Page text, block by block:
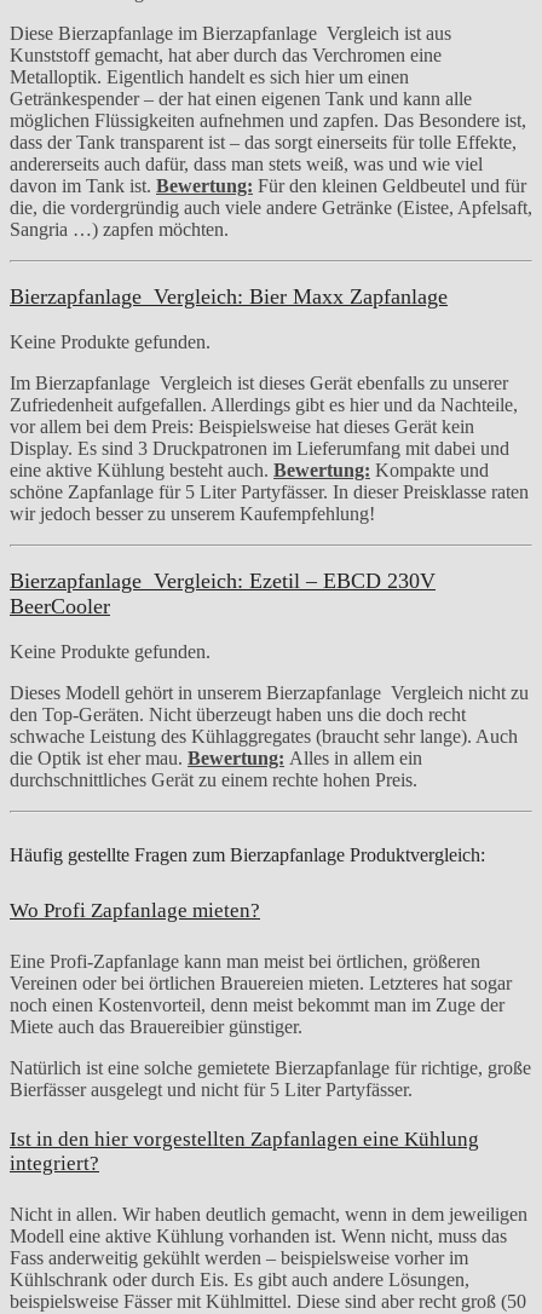
Diese Bierzapfanlage im Bierzapfanlage Vergleich ist aus
Kunststoff gemacht, hat aber durch das Verchromen eine
Metalloptik. Eigentlich handelt es sich hier um einen
Getränkespender – der hat einen eigenen Tank und kann alle
möglichen Flüssigkeiten aufnehmen und zapfen. Das Besondere ist,
dass der Tank transparent ist – das sorgt einerseits für tolle Effekte,
andererseits auch dafür, dass man stets weiß, was und wie viel
davon im Tank ist. Bewertung: Für den kleinen Geldbeutel und für
die, die vordergründig auch viele andere Getränke (Eistee, Apfelsaft,
Sangria …) zapfen möchten.
Bierzapfanlage Vergleich: Bier Maxx Zapfanlage
Keine Produkte gefunden.
Im Bierzapfanlage Vergleich ist dieses Gerät ebenfalls zu unserer
Zufriedenheit aufgefallen. Allerdings gibt es hier und da Nachteile,
vor allem bei dem Preis: Beispielsweise hat dieses Gerät kein
Display. Es sind 3 Druckpatronen im Lieferumfang mit dabei und
eine aktive Kühlung besteht auch. Bewertung: Kompakte und
schöne Zapfanlage für 5 Liter Partyfässer. In dieser Preisklasse raten
wir jedoch besser zu unserem Kaufempfehlung!
Bierzapfanlage Vergleich: Ezetil – EBCD 230V
BeerCooler
Keine Produkte gefunden.
Dieses Modell gehört in unserem Bierzapfanlage Vergleich nicht zu
den Top-Geräten. Nicht überzeugt haben uns die doch recht
schwache Leistung des Kühlaggregates (braucht sehr lange). Auch
die Optik ist eher mau. Bewertung: Alles in allem ein
durchschnittliches Gerät zu einem rechte hohen Preis.
Häufig gestellte Fragen zum Bierzapfanlage Produktvergleich:
Wo Profi Zapfanlage mieten?
Eine Profi-Zapfanlage kann man meist bei örtlichen, größeren
Vereinen oder bei örtlichen Brauereien mieten. Letzteres hat sogar
noch einen Kostenvorteil, denn meist bekommt man im Zuge der
Miete auch das Brauereibier günstiger.
Natürlich ist eine solche gemietete Bierzapfanlage für richtige, große
Bierfässer ausgelegt und nicht für 5 Liter Partyfässer.
Ist in den hier vorgestellten Zapfanlagen eine Kühlung
integriert?
Nicht in allen. Wir haben deutlich gemacht, wenn in dem jeweiligen
Modell eine aktive Kühlung vorhanden ist. Wenn nicht, muss das
Fass anderweitig gekühlt werden – beispielsweise vorher im
Kühlschrank oder durch Eis. Es gibt auch andere Lösungen,
beispielsweise Fässer mit Kühlmittel. Diese sind aber recht groß (50